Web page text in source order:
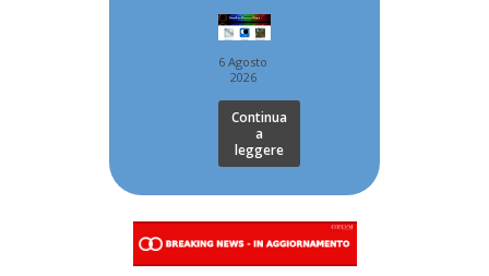
6 Agosto
2026
Continua
a
leggere